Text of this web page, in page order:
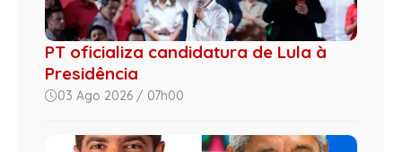
PT oficializa candidatura de Lula à
Presidência
03 Ago 2026 / 07h00